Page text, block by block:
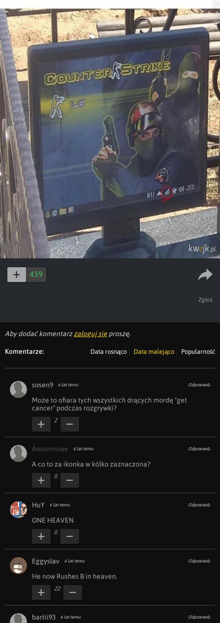
439
Zgłoś
Aby dodać komentarzzaloguj się proszę.
Komentarze: Data rosnąco Data malejąco Popularność
sosen9 6 lat temu Odpowiedz
Może to ofiara tych wszystkich drących mordę "get
cancer" podczas rozgrywki?
2
Anonimowy 6 lat temu Odpowiedz
A co to za ikonka w kółko zaznaczona?
0
HuY 6 lat temu Odpowiedz
ONE HEAVEN
0
Eggyslav 6 lat temu Odpowiedz
He now Rushes B in heaven.
22
bartii93 6 lat temu Odpowiedz